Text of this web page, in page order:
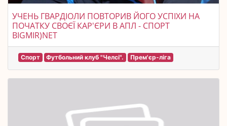
УЧЕНЬ ГВАРДІОЛИ ПОВТОРИВ ЙОГО УСПІХИ НА
ПОЧАТКУ СВОЄЇ КАР'ЄРИ В АПЛ - СПОРТ
BIGMIR)NET
Спорт Футбольний клуб "Челсі". Прем'єр-ліга